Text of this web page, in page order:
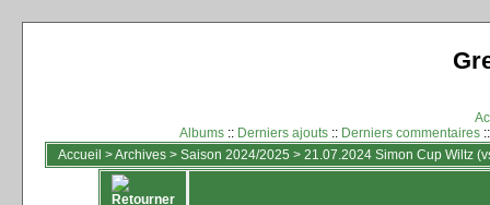
Albums :: Derniers ajouts :: Derniers commentaires
Accueil >Archives > Saison 2024/2025 > 21.07.2024 Simon Cup Wiltz